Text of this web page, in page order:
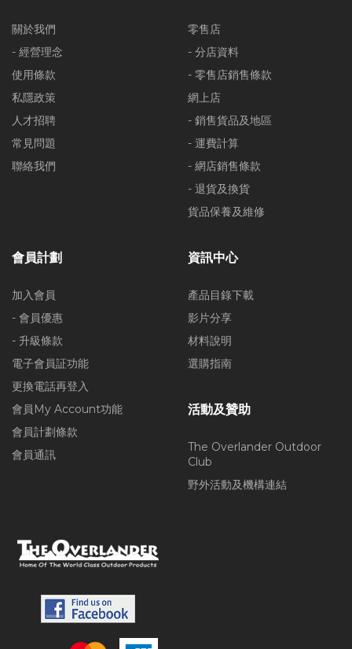
關於我們
- 經營理念
使用條款
私隱政策
人才招聘
常見問題
聯絡我們
零售店
- 分店資料
- 零售店銷售條款
網上店
- 銷售貨品及地區
- 運費計算
- 網店銷售條款
- 退貨及換貨
貨品保養及維修
會員計劃
加入會員
- 會員優惠
- 升級條款
電子會員証功能
更換電話再登入
會員My Account功能
會員計劃條款
會員通訊
資訊中心
產品目錄下載
影片分享
材料說明
選購指南
活動及贊助
The Overlander Outdoor
Club
野外活動及機構連結